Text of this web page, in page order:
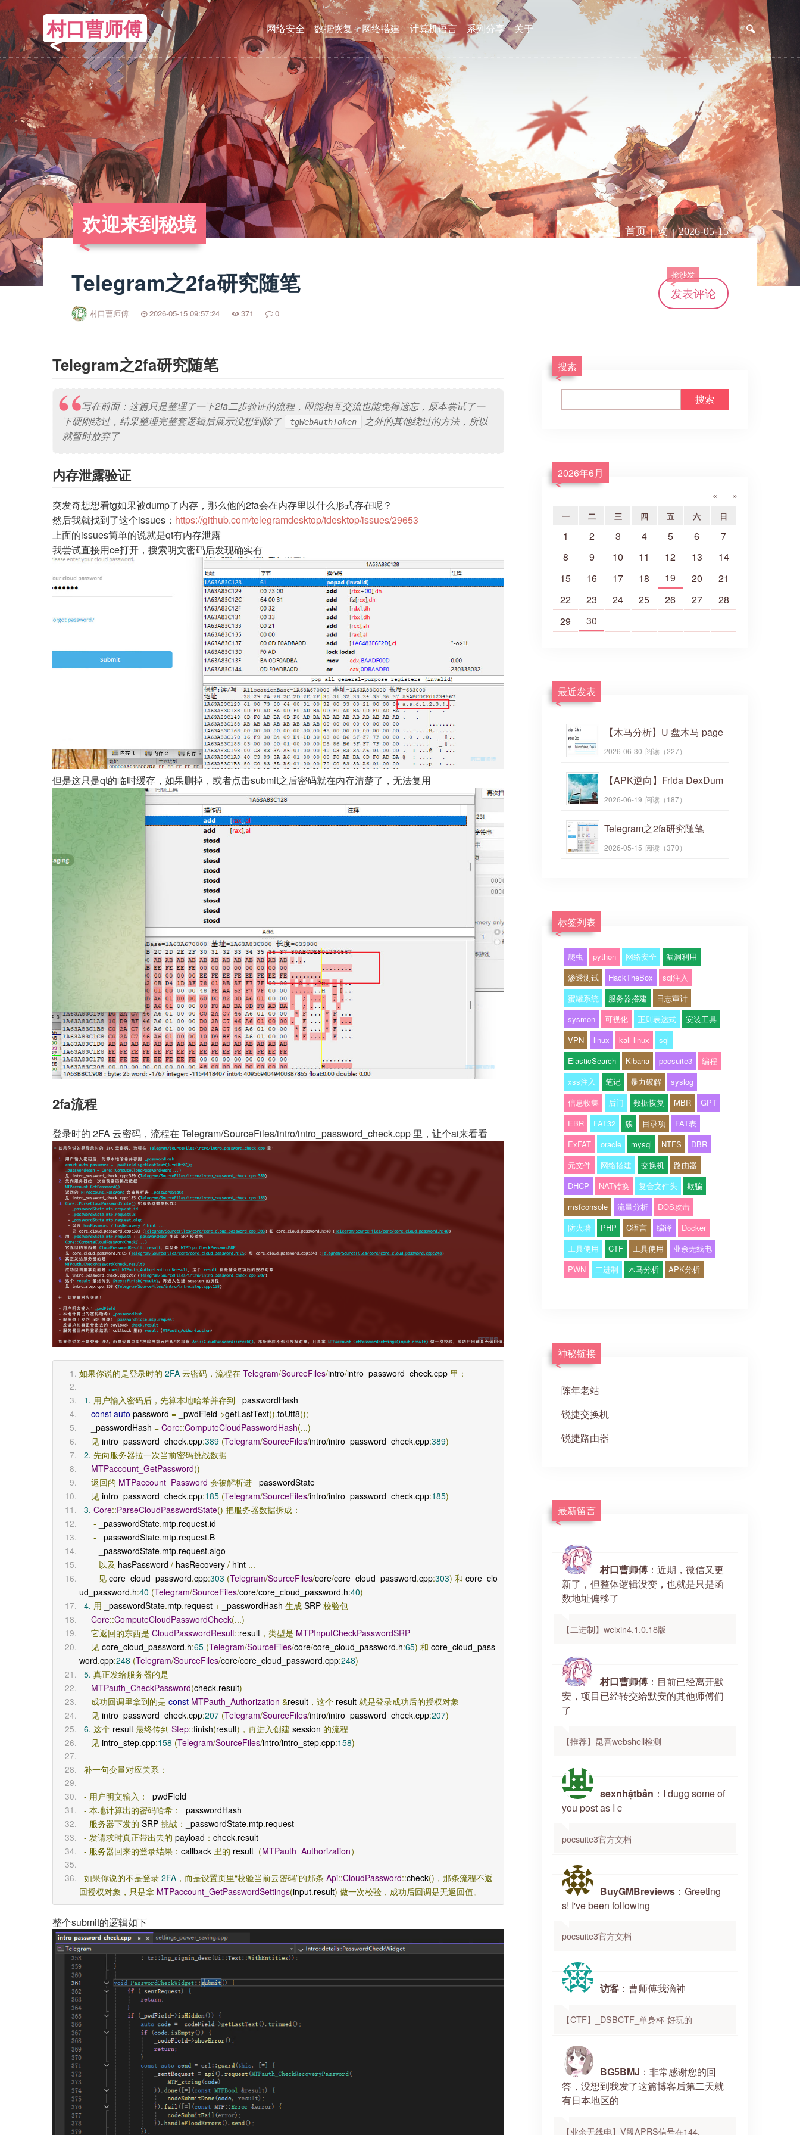
村口曹师傅 网络安全 数据恢复 网络搭建 计算机语言 系列分享 关于
欢迎来到秘境 首页|攻|2026-05-15
Telegram之2fa研究随笔
村口曹师傅 2026-05-15 09:57:24 371 0
抢沙发
发表评论
Telegram之2fa研究随笔
写在前面：这篇只是整理了一下2fa二步验证的流程，即能相互交流也能免得遗忘，原本尝试了一
下硬刚绕过，结果整理完整套逻辑后展示没想到除了
tgWebAuthToken
之外的其他绕过的方法，所以
就暂时放弃了
内存泄露验证
突发奇想想看tg如果被dump了内存，那么他的2fa会在内存里以什么形式存在呢？
然后我就找到了这个issues： https://github.com/telegramdesktop/tdesktop/issues/29653
上面的issues简单的说就是qt有内存泄露
我尝试直接用ce打开，搜索明文密码后发现确实有
但是这只是qt的临时缓存，如果删掉，或者点击submit之后密码就在内存清楚了，无法复用
2fa流程
登录时的 2FA 云密码，流程在 Telegram/SourceFiles/intro/intro_password_check.cpp 里，让个ai来看看
如果你说的是登录时的 2FA 云密码，流程在 Telegram/SourceFiles/intro/intro_password_check.cpp 里：
1. 用户输入密码后，先算本地哈希并存到 _passwordHash
const auto password = _pwdField->getLastText().toUtf8();
     _passwordHash
= Core::ComputeCloudPasswordHash(...)
见 intro_password_check.cpp:389 (Telegram/SourceFiles/intro/intro_password_check.cpp:389)
2. 先向服务器拉一次当前密码挑战数据
MTPaccount_GetPassword()
返回的 MTPaccount_Password 会被解析进 _passwordState
见 intro_password_check.cpp:185 (Telegram/SourceFiles/intro/intro_password_check.cpp:185)
3. Core::ParseCloudPasswordState() 把服务器数据拆成：
- _passwordState.mtp.request.id
- _passwordState.mtp.request.B
- _passwordState.mtp.request.algo
- 以及 hasPassword / hasRecovery / hint ...
见 core_cloud_password.cpp:303 (Telegram/SourceFiles/core/core_cloud_password.cpp:303) 和 core_clo
ud_password.h:40 (Telegram/SourceFiles/core/core_cloud_password.h:40)
4. 用 _passwordState.mtp.request + _passwordHash 生成 SRP 校验包
Core::ComputeCloudPasswordCheck(...)
它返回的东西是 CloudPasswordResult::result ，类型是 MTPInputCheckPasswordSRP
见 core_cloud_password.h:65 (Telegram/SourceFiles/core/core_cloud_password.h:65) 和 core_cloud_pass
word.cpp:248 (Telegram/SourceFiles/core/core_cloud_password.cpp:248)
5. 真正发给服务器的是
MTPauth_CheckPassword(check.result)
成功回调里拿到的是 const MTPauth_Authorization &result ，这个 result 就是登录成功后的授权对象
见 intro_password_check.cpp:207 (Telegram/SourceFiles/intro/intro_password_check.cpp:207)
6. 这个 result 最终传到 Step::finish(result)，再进入创建 session 的流程
见 intro_step.cpp:158 (Telegram/SourceFiles/intro/intro_step.cpp:158)
补一句变量对应关系：
- 用户明文输入：
_pwdField
- 本地计算出的密码哈希：
_passwordHash
- 服务器下发的 SRP 挑战： _passwordState.mtp.request
- 发请求时真正带出去的 payload ： check.result
- 服务器回来的登录结果： callback 里的 result （MTPauth_Authorization）
如果你说的不是登录 2FA ，而是设置页里“校验当前云密码”的那条 Api::CloudPassword::check()，那条流程不返
回授权对象，只是拿 MTPaccount_GetPasswordSettings(input.result) 做一次校验，成功后回调是无返回值。
整个submit的逻辑如下
搜索
«
2026年6月
»
一 二 三 四 五 六 日
1 2 3 4 5 6
7
8
9 10 11 12 13
14
15
16 17 18 19 20
21
22
23 24 25 26 27
28
29
30
最近发表
【木马分析】U 盘木马 page
file.db
2026-06-30 阅读（227）
【APK逆向】Frida DexDum
p脱壳 从0 起步简明流程
2026-06-19 阅读（187）
Telegram之2fa研究随笔
2026-05-15 阅读（370）
标签列表
爬虫 python 网络安全
漏洞利用
渗透测试
HackTheBox
sql注入
蜜罐系统
服务器搭建
日志审计
sysmon
可视化 正则表达式
安装工具
VPN
linux kali linux
sql
ElasticSearch
Kibana pocsuite3
编程
xss注入
笔记 暴力破解
syslog
信息收集
后门 数据恢复 MBR
GPT
EBR
FAT32 簇 目录项
FAT表
ExFAT
oracle mysql NTFS
DBR
元文件
网络搭建 交换机
路由器
DHCP
NAT转换 复合文件头
欺骗
msfconsole
流量分析
DOS攻击
防火墙
PHP C语言 编译
Docker
工具使用
CTF 工具使用
业余无线电
PWN
二进制 木马分析 APK分析
神秘链接
陈年老站
锐捷交换机
锐捷路由器
最新留言
村口曹师傅 ：近期，微信又更
新了，但整体逻辑没变，也就是只是函
数地址偏移了
【二进制】weixin4.1.0.18版
村口曹师傅 ：目前已经离开默
安，项目已经转交给默安的其他师傅们
了
【推荐】昆吾webshell检测
sexnhậtbản ：I dugg some of
you post as I c
pocsuite3官方文档
BuyGMBreviews ：Greeting
s! I've been following
pocsuite3官方文档
访客 ：曹师傅我滴神
【CTF】_DSBCTF_单身杯-好玩的
BG5BMJ ：非常感谢您的回
答，没想到我发了这篇博客后第二天就
有日本地区的
【业余无线电】V段APRS信号在144.